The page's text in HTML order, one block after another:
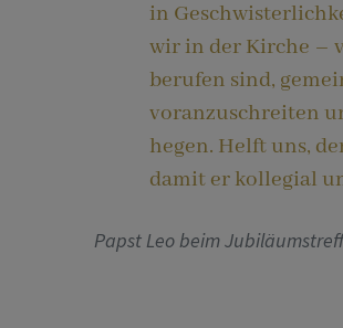
in
wir in der Kirche –
berufen sind,
voranzuschreiten
hegen. Helft uns,
damit er kollegial
Papst Leo beim